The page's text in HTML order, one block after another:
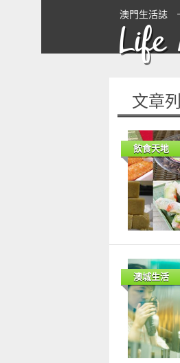
澳門生活誌
Life
文章
飲食天地
澳城生活